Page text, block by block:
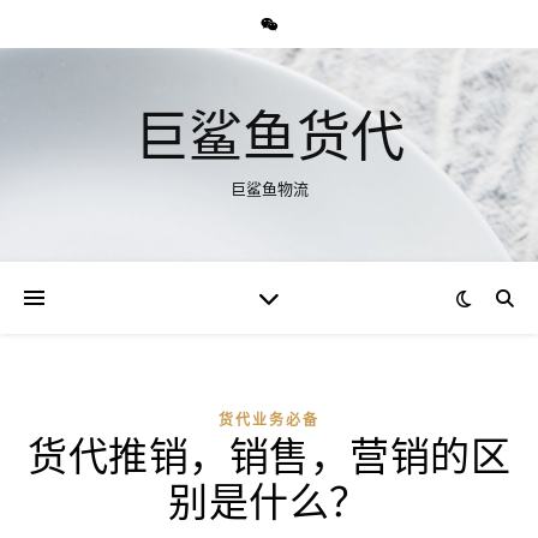
巨鲨鱼货代
巨鲨鱼物流
货代业务必备
货代推销，销售，营销的区
别是什么？